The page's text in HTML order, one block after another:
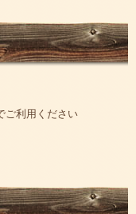
ご利用ください